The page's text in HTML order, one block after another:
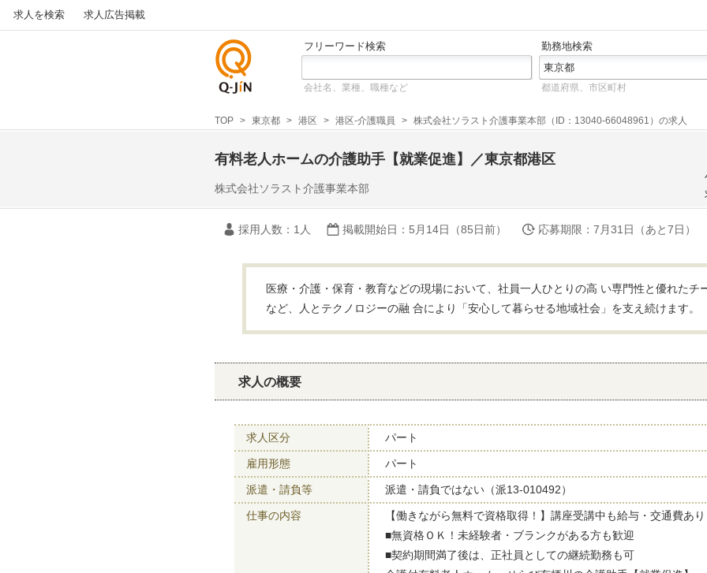
求人を検索 求人広告掲載
しの求
人サイ
フリーワード検索 勤務地検索
会社名、業種、職種など 都道府県、市区町村
TOP 東京都 港区 港区-介護職員 株式会社ソラスト介護事業本部（ID：13040-66048961）の求人
有料老人ホームの介護助手【就業促進】／東京都港区
株式会社ソラスト介護事業本部
採用人数 ：1人 掲載開始日 ：5月14日（85日前） 応募期限 ：7月31日（あと7日）
医療・介護・保育・教育などの現場において、社員一人ひとりの高 い専門性と優れたチ
など、人とテクノロジーの融 合により「安心して暮らせる地域社会」を支え続けます。
求人の概要
求人区分 パート
雇用形態 パート
派遣・請負等 派遣・請負ではない（派13-010492）
仕事の内容
【働きながら無料で資格取得！】講座受講中も給与・交通費あり
■無資格ＯＫ！未経験者・ブランクがある方も歓迎
■契約期間満了後は、正社員としての継続勤務も可